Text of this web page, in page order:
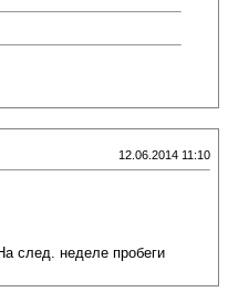
12.06.2014 11:10
след. неделе пробеги